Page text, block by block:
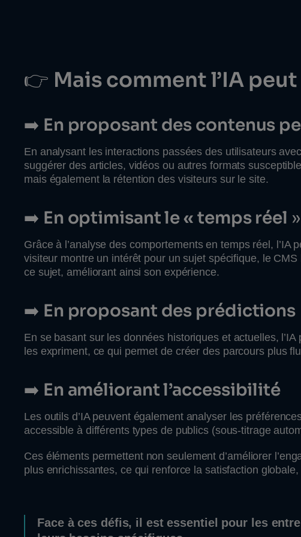
👉 Mais comment l’IA
➡️ En proposant des contenus
En analysant les interactions passées des utilisateurs
suggérer des articles, vidéos ou autres formats
mais également la rétention des visiteurs sur le site.
➡️ En optimisant le « temps réel »
Grâce à l’analyse des comportements en temps réel,
visiteur montre un intérêt pour un sujet spécifique, le
ce sujet, améliorant ainsi son expérience.
➡️ En proposant des prédictions
En se basant sur les données historiques et actuelles,
les expriment, ce qui permet de créer des parcours plus
➡️ En améliorant l’accessibilité
Les outils d’IA peuvent également analyser les
accessible à différents types de publics (sous-titrage
Ces éléments permettent non seulement d’améliorer
plus enrichissantes, ce qui renforce la satisfaction
Face à ces défis, il est essentiel pour les